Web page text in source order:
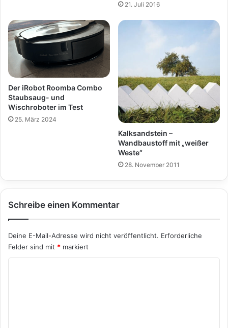
21. Juli 2016
Der iRobot Roomba Combo
Staubsaug- und
Wischroboter im Test
25. März 2024
Kalksandstein –
Wandbaustoff mit „weißer
Weste“
28. November 2011
Schreibe einen Kommentar
Deine E-Mail-Adresse wird nicht veröffentlicht. Erforderliche
Felder sind mit * markiert